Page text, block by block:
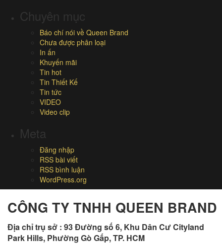
Chuyên mục
Báo chí nói về Queen Brand
Chưa được phân loại
In ấn
Khuyến mãi
Tin hot
Tin Thiết Kế
Tin tức
VIDEO
Video clip
Meta
Đăng nhập
RSS bài viết
RSS bình luận
WordPress.org
CÔNG TY TNHH QUEEN BRAND
Địa chỉ trụ sở : 93 Đường số 6, Khu Dân Cư Cityland
Park Hills, Phường Gò Gấp, TP. HCM